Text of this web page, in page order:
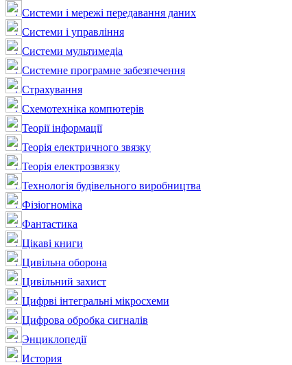
Системи і мережі передавання даних
Системи і управління
Системи мультимедіа
Системне програмне забезпечення
Страхування
Схемотехніка компютерів
Теорії інформації
Теорія електричного звязку
Теорія електрозвязку
Технологія будівельного виробництва
Фізіогноміка
Фантастика
Цікаві книги
Цивільна оборона
Цивільний захист
Цифрві інтегральні мікросхеми
Цифрова обробка сигналів
Энциклопедії
История